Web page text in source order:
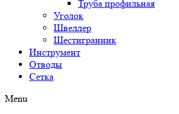
Труба профильная
Уголок
Швеллер
Шестигранник
Инструмент
Отводы
Сетка
Menu